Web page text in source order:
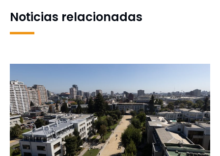
Noticias relacionadas